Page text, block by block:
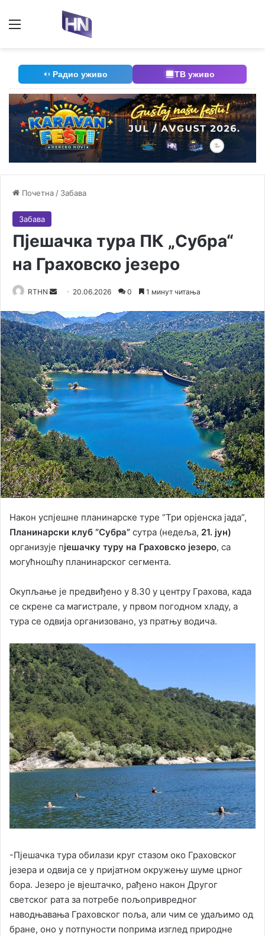
Радио уживо ТВ уживо
Почетна / Забава
Забава
Пјешачка тура ПК „Субра“
на Граховско језеро
RTHN
n
d
a
n
e
m
a
l
20.06.2026 0 1 минут читања
Након успјешне планинарске туре “Три орјенска јада”,
Планинарски клуб “Субра” сутра (недеља, 21. јун)
организује пјешачку туру на Граховско језеро, са
могућношћу планинарског сегмента.
Окупљање је предвиђено у 8.30 у центру Грахова, када
се скрене са магистрале, у првом погодном хладу, а
тура се одвија организовано, уз пратњу водича.
-Пјешачка тура обилази круг стазом око Граховског
језера и одвија се у пријатном окружењу шуме црног
бора. Језеро је вјештачко, рађено након Другог
светског рата за потребе пољопривредног
наводњавања Граховског поља, али чим се удаљимо од
бране, оно у потпуности поприма изглед природне